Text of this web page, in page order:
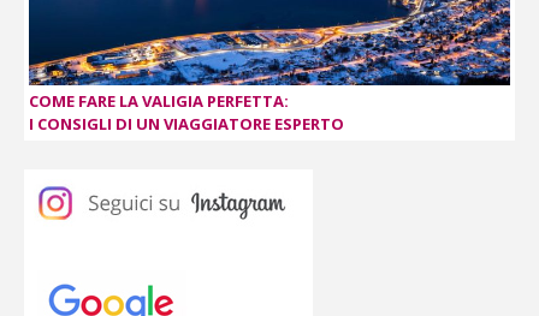
COME FARE LA VALIGIA PERFETTA:
I CONSIGLI DI UN VIAGGIATORE ESPERTO